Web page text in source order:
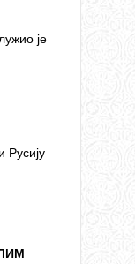
је
Русију